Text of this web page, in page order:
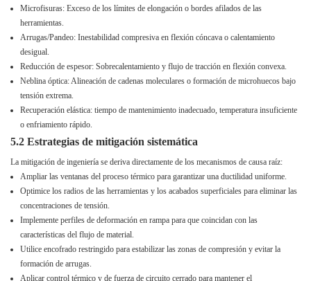
Microfisuras: Exceso de los límites de elongación o bordes afilados de las
herramientas.
Arrugas/Pandeo: Inestabilidad compresiva en flexión cóncava o calentamiento
desigual.
Reducción de espesor: Sobrecalentamiento y flujo de tracción en flexión convexa.
Neblina óptica: Alineación de cadenas moleculares o formación de microhuecos bajo
tensión extrema.
Recuperación elástica: tiempo de mantenimiento inadecuado, temperatura insuficiente
o enfriamiento rápido.
5.2 Estrategias de mitigación sistemática
La mitigación de ingeniería se deriva directamente de los mecanismos de causa raíz:
Ampliar las ventanas del proceso térmico para garantizar una ductilidad uniforme.
Optimice los radios de las herramientas y los acabados superficiales para eliminar las
concentraciones de tensión.
Implemente perfiles de deformación en rampa para que coincidan con las
características del flujo de material.
Utilice encofrado restringido para estabilizar las zonas de compresión y evitar la
formación de arrugas.
Aplicar control térmico y de fuerza de circuito cerrado para mantener el